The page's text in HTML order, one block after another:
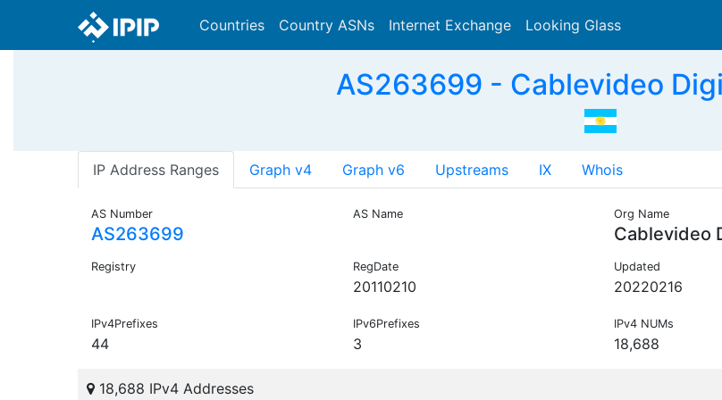
Countries Country ASNs Internet Exchange Looking Glass
AS263699 - Cablevideo
IP Address Ranges Graph v4 Graph v6 Upstreams IX Whois
AS Number
AS263699
AS Name Org Name
Cablevideo
Registry RegDate
20110210
Updated
20220216
IPv4Prefixes
44
IPv6Prefixes
3
IPv4 NUMs
18,688
18,688 IPv4 Addresses